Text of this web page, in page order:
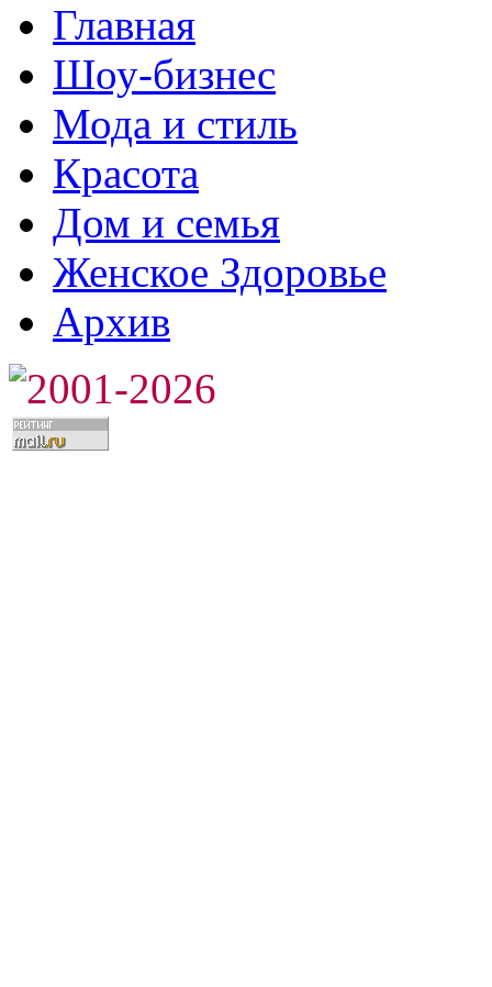
Главная
Шоу-бизнес
Мода и стиль
Красота
Дом и семья
Женское Здоровье
Архив
2001-2026